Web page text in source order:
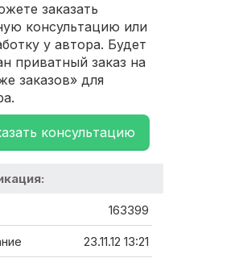
заказать
консультацию или
у автора. Будет
приватный заказ на
заказов» для
консультацию
163399
23.11.12 13:21